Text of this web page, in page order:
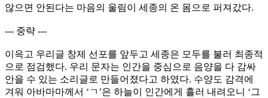
않으면 안된다는 마음의 울림이 세종의 온 몸으로 퍼져갔다.
--- 중략 ---
이윽고 우리글 창제 선포를 앞두고 세종은 모두를 불러 최종적
으로 점검했다. 우리 문자는 인간을 중심으로 음양을 다 감싸
안을 수 있는 소리글로 만들어졌다고 하였다. 수양도 감격에
겨워 아바마마께서 ‘ㄱ’은 하늘이 인간에게 흘러 내려오니 ‘그